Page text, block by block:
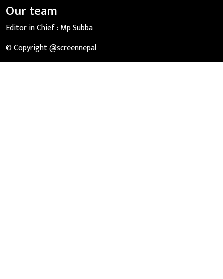
Our team
Editor in Chief : Mp Subba
© Copyright @screennepal